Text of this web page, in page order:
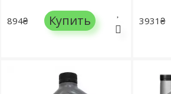
894₴ Купить 3931₴